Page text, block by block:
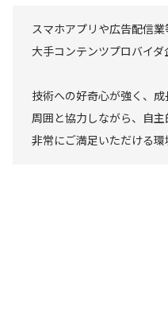
スマホアプリや広告配信
大手コンテンツプロバイダ
技術への好奇心が強く、成
周囲と協力しながら、自
非常にご満足いただける環